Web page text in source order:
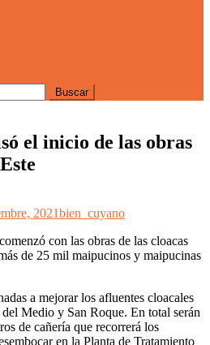
el inicio de las obras
2021bien_cuyano
con las obras de las cloacas
de 25 mil maipucinos y maipucinas
a mejorar los afluentes cloacales
Medio y San Roque. En total serán
de cañería que recorrerá los
en la Planta de Tratamiento